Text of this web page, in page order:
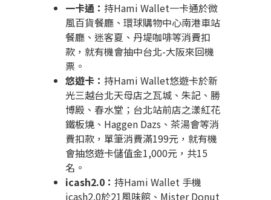
一卡通： 持Hami Wallet一卡通於微
風百貨餐廳、環球購物中心南港車站
餐廳、迷客夏、丹堤咖啡等消費扣
款，就有機會抽中台北-大阪來回機
票。
悠遊卡： 持Hami Wallet悠遊卡於新
光三越台北天母店之瓦城、朱記、勝
博殿、春水堂；台北站前店之漾紅花
鐵板燒、 Haggen Dazs 、茶湯會等消
費扣款，單筆消費滿199元，就有機
會抽悠遊卡儲值金1,000元，共15
名。
icash2.0 ： 持Hami Wallet 手機
icash2.0於21風味館、 Mister Donut